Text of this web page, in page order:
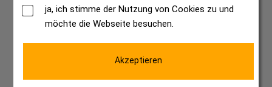
ja, ich stimme der Nutzung von Cookies zu und
möchte die Webseite besuchen.
Akzeptieren